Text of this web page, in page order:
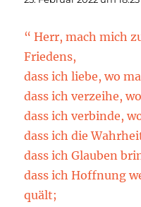
“ Herr, mach mich
Friedens,
dass ich liebe, wo
dass ich verzeihe,
dass ich verbinde,
dass ich die
dass ich Glauben
dass ich Hoffnung
quält;